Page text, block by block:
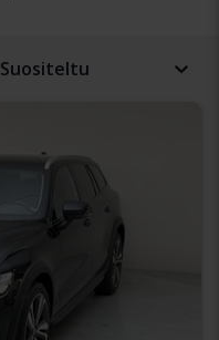
Suositeltu